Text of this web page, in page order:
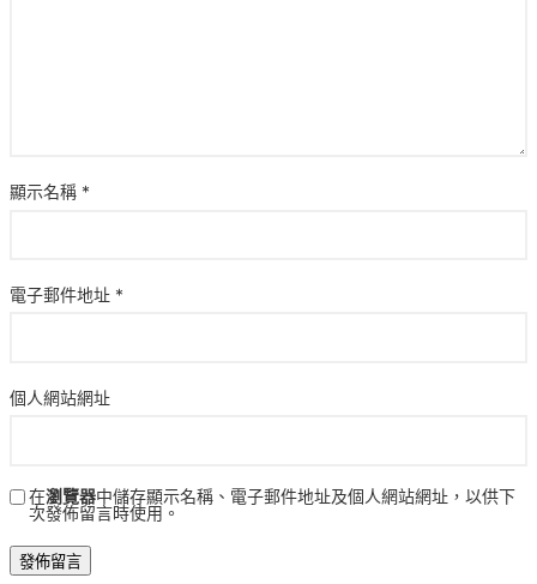
顯示名稱 *
電子郵件地址 *
個人網站網址
在瀏覽器中儲存顯示名稱、電子郵件地址及個人網站網址，以供下
次發佈留言時使用。